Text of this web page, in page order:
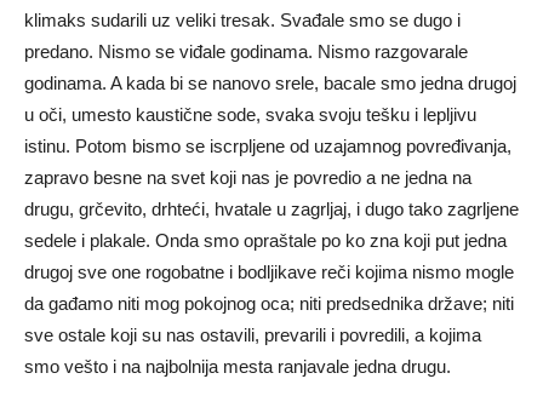
klimaks sudarili uz veliki tresak. Svađale smo se dugo i
predano. Nismo se viđale godinama. Nismo razgovarale
godinama. A kada bi se nanovo srele, bacale smo jedna drugoj
u oči, umesto kaustične sode, svaka svoju tešku i lepljivu
istinu. Potom bismo se iscrpljene od uzajamnog povređivanja,
zapravo besne na svet koji nas je povredio a ne jedna na
drugu, grčevito, drhteći, hvatale u zagrljaj, i dugo tako zagrljene
sedele i plakale. Onda smo opraštale po ko zna koji put jedna
drugoj sve one rogobatne i bodljikave reči kojima nismo mogle
da gađamo niti mog pokojnog oca; niti predsednika države; niti
sve ostale koji su nas ostavili, prevarili i povredili, a kojima
smo vešto i na najbolnija mesta ranjavale jedna drugu.